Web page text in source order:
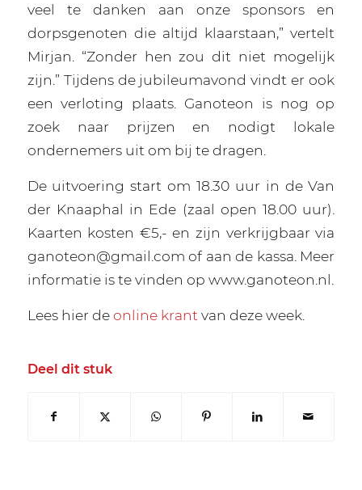
veel te danken aan onze sponsors en
dorpsgenoten die altijd klaarstaan,” vertelt
Mirjan. “Zonder hen zou dit niet mogelijk
zijn.” Tijdens de jubileumavond vindt er ook
een verloting plaats. Ganoteon is nog op
zoek naar prijzen en nodigt lokale
ondernemers uit om bij te dragen.
De uitvoering start om 18.30 uur in de Van
der Knaaphal in Ede (zaal open 18.00 uur).
Kaarten kosten €5,- en zijn verkrijgbaar via
ganoteon@gmail.com of aan de kassa. Meer
informatie is te vinden op www.ganoteon.nl.
Lees hier deonline krant van deze week.
Deel dit stuk